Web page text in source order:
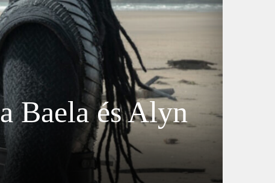
Baela és Alyn